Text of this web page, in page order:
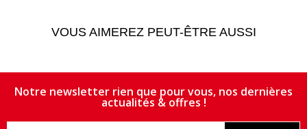
VOUS AIMEREZ PEUT-ÊTRE AUSSI
Notre newsletter rien que pour vous, nos dernières
actualités & offres !